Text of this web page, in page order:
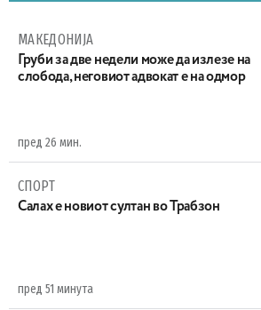
МАКЕДОНИЈА
Груби за две недели може да излезе на
слобода, неговиот адвокат е на одмор
пред 26 мин.
СПОРТ
Салах е новиот султан во Трабзон
пред 51 минута